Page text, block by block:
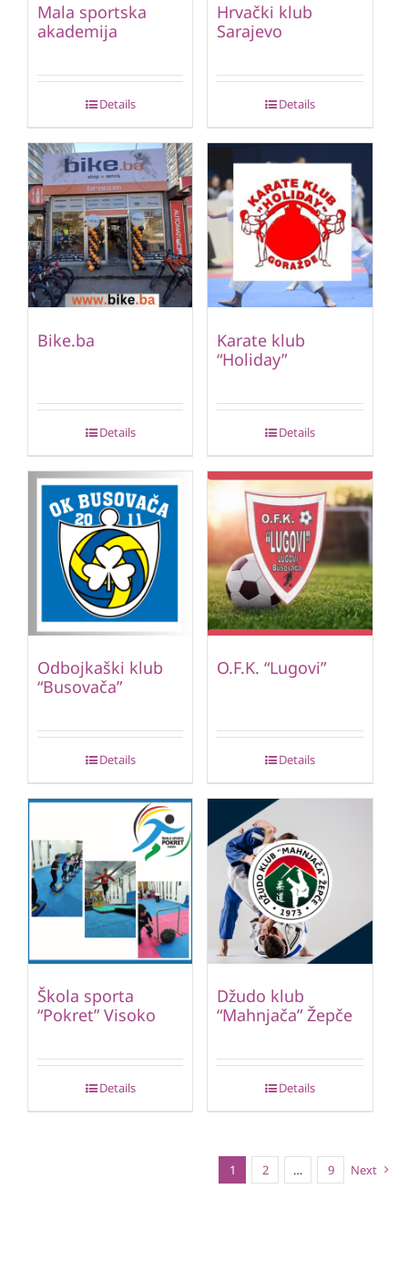
Mala sportska
akademija
Details
Hrvački klub
Sarajevo
Details
Bike.ba
Details
Karate klub
“Holiday”
Details
Odbojkaški klub
“Busovača”
Details
O.F.K. “Lugovi”
Details
Škola sporta
“Pokret” Visoko
Details
Džudo klub
“Mahnjača” Žepče
Details
1 2 … 9 Next